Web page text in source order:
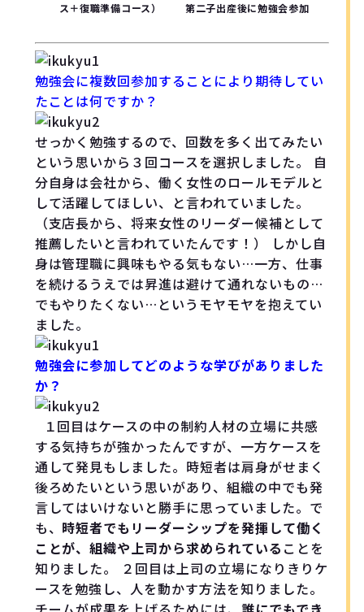
ス＋復職準備コース）
第二子出産後に勉強会参加
勉強会に複数回参加することにより期待してい
たことは何ですか？
せっかく勉強するので、回数を多く出てみたい
という思いから３回コースを選択しました。 自
分自身は会社から、働く女性のロールモデルと
して活躍してほしい、と言われていました。
（支店長から、将来女性のリーダー候補として
推薦したいと言われていたんです！） しかし自
身は管理職に興味もやる気もない…一方、仕事
を続けるうえでは昇進は避けて通れないもの…
でもやりたくない…というモヤモヤを抱えてい
ました。
勉強会に参加してどのような学びがありました
か？
１回目はケースの中の制約人材の立場に共感
する気持ちが強かったんですが、一方ケースを
通して発見もしました。時短者は肩身がせまく
後ろめたいという思いがあり、組織の中でも発
言してはいけないと勝手に思っていました。で
も、 時短者でもリーダーシップを発揮して働く
ことが、組織や上司から求められている ことを
知りました。 ２回目は上司の立場になりきりケ
ースを勉強し、人を動かす方法を知りました。